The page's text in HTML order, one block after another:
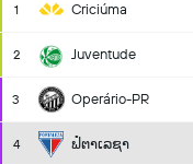
1 Criciúma
2 Juventude
3 Operário-PR
4 ຟໍຕາເລຊາ